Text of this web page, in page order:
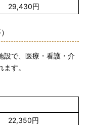
29,430円
設で、医療・看護・介
す。
22,350円